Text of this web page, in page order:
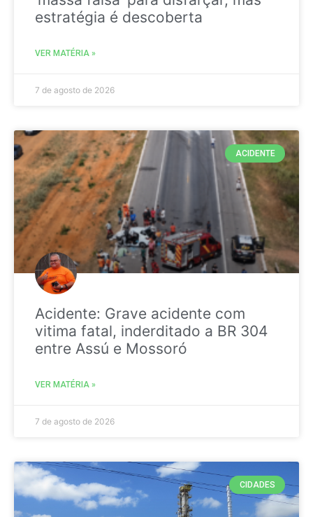
estratégia é descoberta
VER MATÉRIA »
7 de agosto de 2026
ACIDENTE
Acidente: Grave acidente com
vitima fatal, inderditado a BR 304
entre Assú e Mossoró
VER MATÉRIA »
7 de agosto de 2026
CIDADES